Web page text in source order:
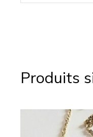
Produits